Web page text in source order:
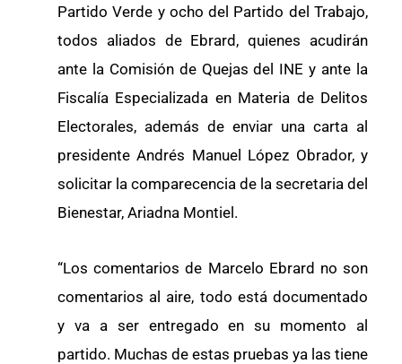
Partido Verde y ocho del Partido del Trabajo,
todos aliados de Ebrard, quienes acudirán
ante la Comisión de Quejas del INE y ante la
Fiscalía Especializada en Materia de Delitos
Electorales, además de enviar una carta al
presidente Andrés Manuel López Obrador, y
solicitar la comparecencia de la secretaria del
Bienestar, Ariadna Montiel.
“Los comentarios de Marcelo Ebrard no son
comentarios al aire, todo está documentado
y va a ser entregado en su momento al
partido. Muchas de estas pruebas ya las tiene